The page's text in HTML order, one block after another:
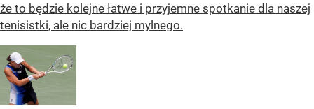
że to będzie kolejne łatwe i przyjemne spotkanie dla naszej
tenisistki, ale nic bardziej mylnego.